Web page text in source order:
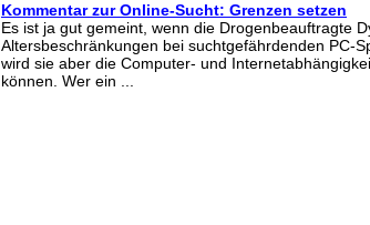
Kommentar zur Online-Sucht: Grenzen setzen
Es ist ja gut gemeint, wenn die Drogenbeauftragte
Altersbeschränkungen bei suchtgefährdenden PC-
wird sie aber die Computer- und
können. Wer ein ...